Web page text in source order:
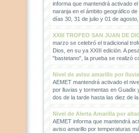
informa que mantendrá activado
naranja en el ámbito geográfico
días 30, 31 de julio y 01 de agosto,
XXIII TROFEO SAN JUAN DE
marzo se celebró el tradicional
Dios, en su ya XXIII edición. A
"bastetano", la prueba se realizó
Nivel de aviso amarillo por
AEMET mantendrá activado el
por lluvias y tormentas en Guadix
dos de la tarde hasta las diez de la
Nivel de Alerta Amarilla por
AEMET informa que mantendrá
aviso amarillo por temperaturas